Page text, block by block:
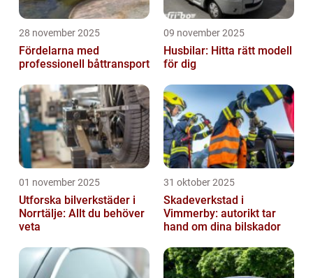
28 november 2025
Fördelarna med
professionell båttransport
09 november 2025
Husbilar: Hitta rätt modell
för dig
01 november 2025
Utforska bilverkstäder i
Norrtälje: Allt du behöver
veta
31 oktober 2025
Skadeverkstad i
Vimmerby: autorikt tar
hand om dina bilskador